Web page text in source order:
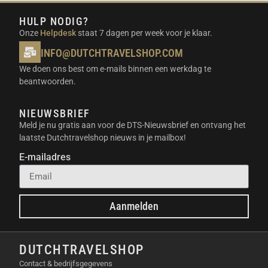
AFNEEMBARE OSMO FRAMETAP
AFSTANDSBEDIENING
Met de FrameTap heb je een handig touchscreen in
handen voor bediening op afstand. Je ziet live wat
de camera ziet en kunt direct instellingen aanpassen.
werkt en jezelf vanaf een afstand filmt.
KRACHTIGE DRIE-ASSIGE
BEELDSTABILISATIE
Trillingen behoren tot het verleden dankzij de
krachtige motoren in deze gimbal. Of je nu rent of
wandelt, de beelden blijven altijd rustig en stabiel. Dit
hebt.
HULP NODIG?
Onze Helpdesk staat 7 dagen per week voor je klaar.
INFO@DUTCHTRAVELSHOP.COM
We doen ons best om e-mails binnen een werkdag te
beantwoorden.
NIEUWSBRIEF
Meld je nu gratis aan voor de DTS-Nieuwsbrief en ontvang het
laatste Dutchtravelshop nieuws in je mailbox!
E-mailadres
Aanmelden
DUTCHTRAVELSHOP
Contact & bedrijfsgegevens